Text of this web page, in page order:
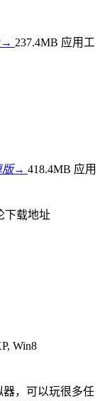
237.4MB 应用工
版→ 418.4MB 应用
下载地址
Win8
器，可以玩很多任